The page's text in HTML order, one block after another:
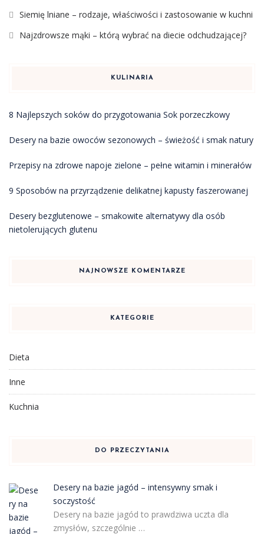
Siemię lniane – rodzaje, właściwości i zastosowanie w kuchni
Najzdrowsze mąki – którą wybrać na diecie odchudzającej?
KULINARIA
8 Najlepszych soków do przygotowania Sok porzeczkowy
Desery na bazie owoców sezonowych – świeżość i smak natury
Przepisy na zdrowe napoje zielone – pełne witamin i minerałów
9 Sposobów na przyrządzenie delikatnej kapusty faszerowanej
Desery bezglutenowe – smakowite alternatywy dla osób
nietolerujących glutenu
NAJNOWSZE KOMENTARZE
KATEGORIE
Dieta
Inne
Kuchnia
DO PRZECZYTANIA
Desery na bazie jagód – intensywny smak i
soczystość
Desery na bazie jagód to prawdziwa uczta dla
zmysłów, szczególnie …